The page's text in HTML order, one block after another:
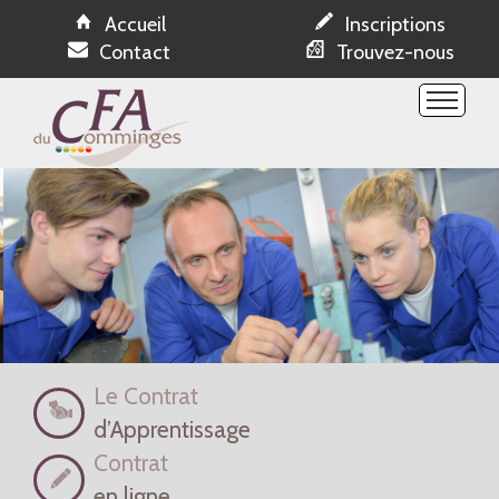
Accueil
Inscriptions
Contact
Trouvez-nous
Etablissement
Formations
Espace NetYparéo
Ressources
Evénements
Offres apprentissage
Réservations
Le Contrat
d’Apprentissage
Contrat